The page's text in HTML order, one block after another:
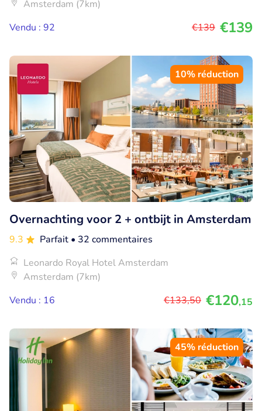
Amsterdam (7km)
Vendu : 92
€139 €139
10% réduction
Overnachting voor 2 + ontbijt in Amsterdam
9.3 Parfait • 32 commentaires
Leonardo Royal Hotel Amsterdam
Amsterdam (7km)
Vendu : 16
€133,50 €120,15
45% réduction